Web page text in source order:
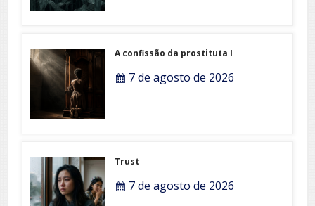
A confissão da prostituta I
7 de agosto de 2026
Trust
7 de agosto de 2026